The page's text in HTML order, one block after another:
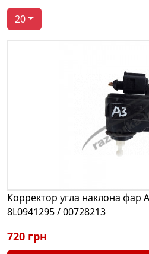
20
Корректор угла наклона фар
8L0941295 / 00728213
720 грн